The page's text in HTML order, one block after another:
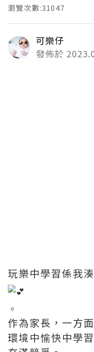
瀏覽次數:31047
可樂仔
發佈於
玩樂中學習係我
。
作為家長，一方
環境中愉快中學